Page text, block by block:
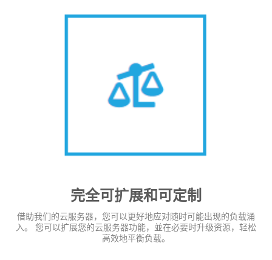
完全可扩展和可定制
借助我们的云服务器，您可以更好地应对随时可能出现的负载涌
入。 您可以扩展您的云服务器功能，並在必要时升级资源，轻松
高效地平衡负载。